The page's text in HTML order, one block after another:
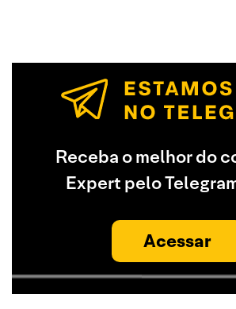
Receba o melhor do
Expert pelo
Acessar